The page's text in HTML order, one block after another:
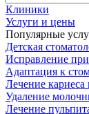
Клиники
Услуги и цены
Популярные
Детская
Исправление
Адаптация к
Лечение
Удаление
Лечение